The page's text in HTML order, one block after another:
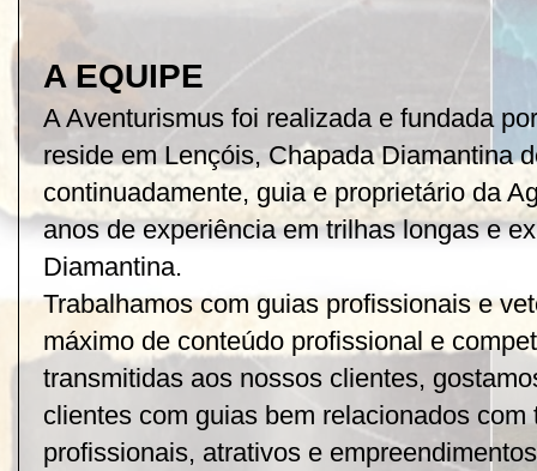
A EQUIPE
A Aventurismus foi realizada e fundada
reside em Lençóis, Chapada Diamantina
continuadamente, guia e proprietário da
anos de experiência em trilhas longas e
Diamantina.
Trabalhamos com guias profissionais e
máximo de conteúdo profissional e
transmitidas aos nossos clientes,
clientes com guias bem relacionados com
profissionais, atrativos e